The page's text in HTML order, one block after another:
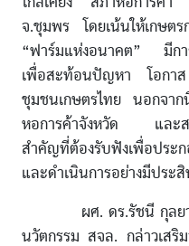
จ.ชุมพร โดยเน้นให้เกษตร
“ฟาร์มแห่งอนาคต” มีกา
เพื่อสะท้อนปัญหา โอกาส
ชุมชนเกษตรไทย นอกจาก
หอการค้าจังหวัด และสภ
สำคัญที่ต้องรับฟังเพื่อประก
และดำเนินการอย่างมีประ
ผศ. ดร.รัชนี กุลยานน
นวัตกรรม สจล. กล่าวเสริ